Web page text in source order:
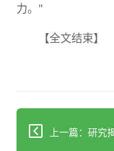
力。"
【全文结束】